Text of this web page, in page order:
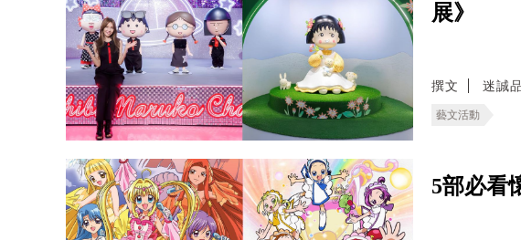
展》
撰文 迷誠
藝文活動
5部必看